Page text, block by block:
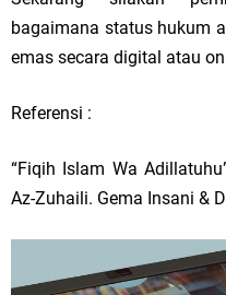
bagaimana status hukum
emas secara digital atau
Referensi :
“Fiqih Islam Wa
Az-Zuhaili. Gema Insani &